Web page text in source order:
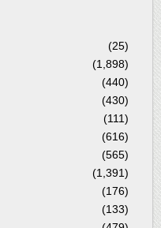
(25)
(1,898)
(440)
(430)
(111)
(616)
(565)
(1,391)
(176)
(133)